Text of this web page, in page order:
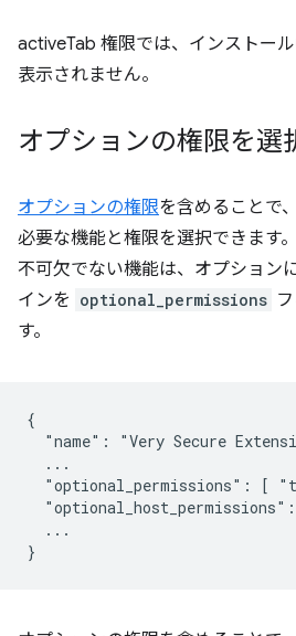
activeTab 権限では、インストー
表示されません。
オプションの権限を選
オプションの権限を含めることで
必要な機能と権限を選択できます
不可欠でない機能は、オプション
インを optional_permissions
す。
{
"name": "Very Secure
  ...
"optional_permissions": [
  ...